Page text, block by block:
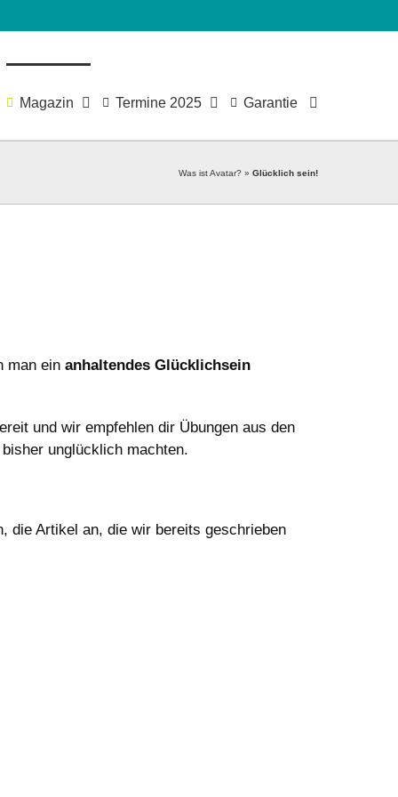
Magazin Termine 2025 Garantie
Was ist Avatar? » Glücklich sein!
man ein anhaltendes Glücklichsein
und wir empfehlen dir Übungen aus den
unglücklich machten.
die Artikel an, die wir bereits geschrieben